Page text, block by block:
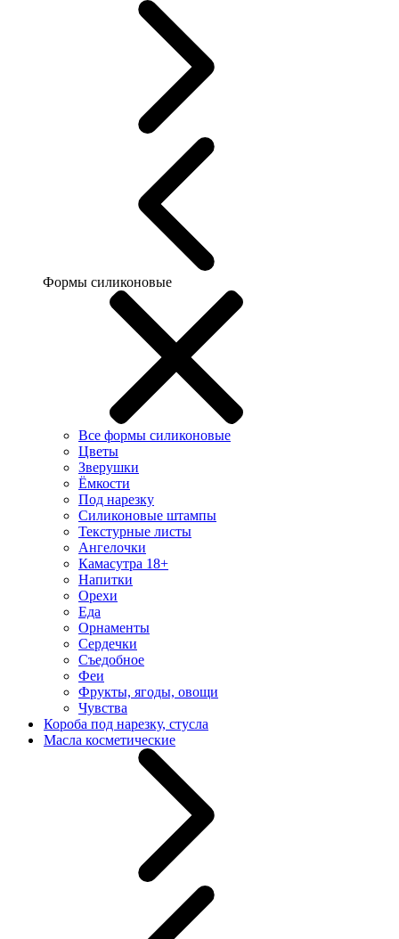
Формы силиконовые
Все формы силиконовые
Цветы
Зверушки
Ёмкости
Под нарезку
Силиконовые штампы
Текстурные листы
Ангелочки
Камасутра 18+
Напитки
Орехи
Еда
Орнаменты
Сердечки
Съедобное
Феи
Фрукты, ягоды, овощи
Чувства
Короба под нарезку, стусла
Масла косметические